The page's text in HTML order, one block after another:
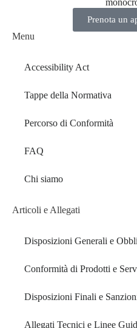
Menu
Accessibility Act
Tappe della Normativa
Percorso di Conformità
FAQ
Chi siamo
Articoli e Allegati
Disposizioni Generali e
Conformità di Prodotti e
Disposizioni Finali e
Allegati Tecnici e Linee
Prenota un